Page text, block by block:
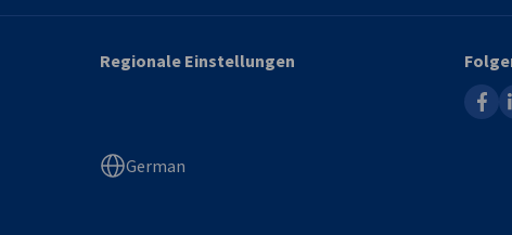
Regionale Einstellungen
German